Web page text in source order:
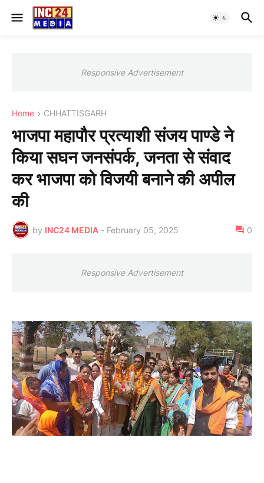
Responsive Advertisement
Home CHHATTISGARH
भाजपा महापौर प्रत्याशी संजय पाण्डे ने
किया सघन जनसंपर्क, जनता से संवाद
कर भाजपा को विजयी बनाने की अपील
की
by INC24 MEDIA - February 05, 2025 0
Responsive Advertisement